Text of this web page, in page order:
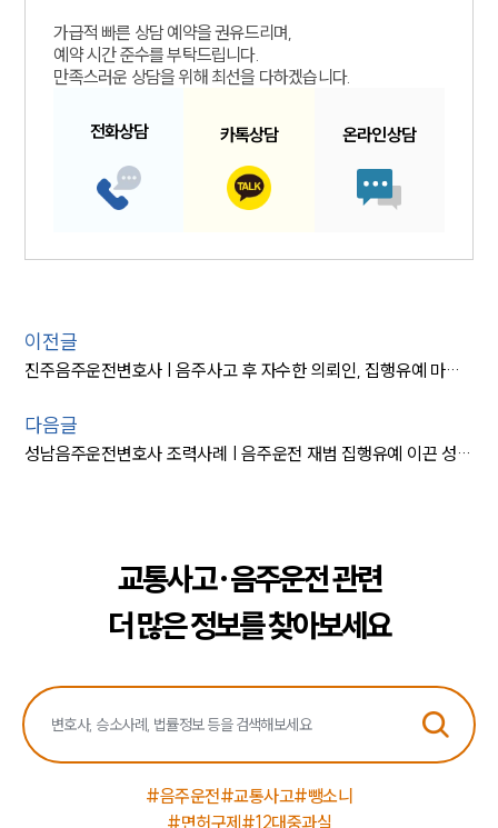
가급적 빠른 상담 예약을 권유드리며,
예약 시간 준수를 부탁드립니다.
만족스러운 상담을 위해 최선을 다하겠습니다.
전화상담 카톡상담 온라인상담
이전글
진주음주운전변호사 | 음주사고 후 자수한 의뢰인, 집행유예 마무리
다음글
성남음주운전변호사 조력사례 | 음주운전 재범 집행유예 이끈 성남음주운전전문변호사
교통사고·음주운전 관련
더 많은 정보를 찾아보세요
#음주운전#교통사고#뺑소니
#면허구제#12대중과실